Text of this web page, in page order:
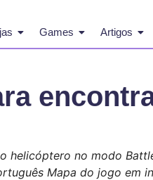
Games Artigos
no modo
Mapa do jogo em